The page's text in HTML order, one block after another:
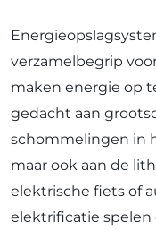
verzamelbegrip
maken energie op
gedacht aan
schommelingen in
maar ook aan de
elektrische fiets of
elektrificatie spelen